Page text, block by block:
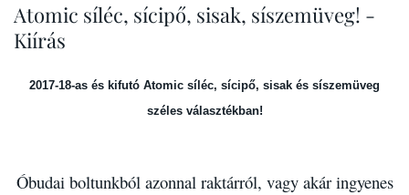
Atomic síléc, sícipő, sisak, síszemüveg! -
Kiírás
2017-18-as és kifutó Atomic síléc, sícipő, sisak és síszemüveg
széles választékban!
Óbudai boltunkból azonnal raktárról, vagy akár ingyenes